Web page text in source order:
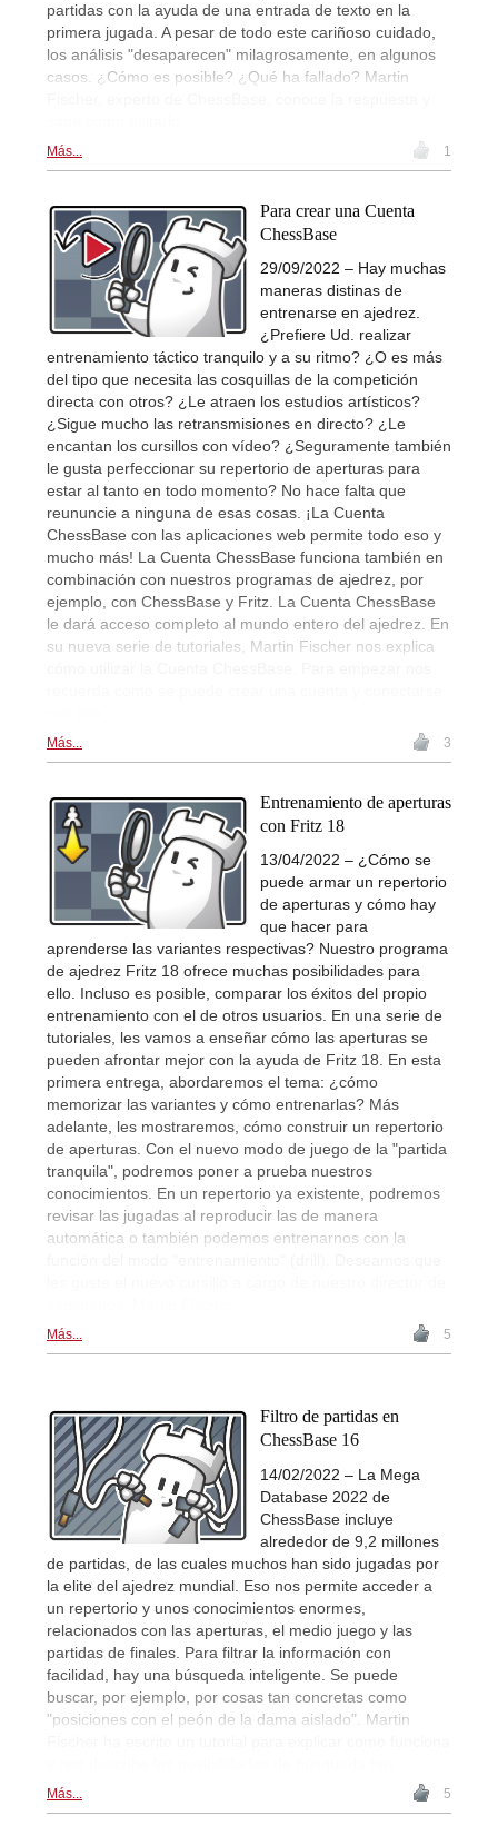
partidas con la ayuda de una entrada de texto en la
primera jugada. A pesar de todo este cariñoso cuidado,
los análisis "desaparecen" milagrosamente, en algunos
casos. ¿Cómo es posible? ¿Qué ha fallado? Martin
Más... 1
Para crear una Cuenta
ChessBase
29/09/2022 – Hay muchas
maneras distinas de
entrenarse en ajedrez.
¿Prefiere Ud. realizar
entrenamiento táctico tranquilo y a su ritmo? ¿O es más
del tipo que necesita las cosquillas de la competición
directa con otros? ¿Le atraen los estudios artísticos?
¿Sigue mucho las retransmisiones en directo? ¿Le
encantan los cursillos con vídeo? ¿Seguramente también
le gusta perfeccionar su repertorio de aperturas para
estar al tanto en todo momento? No hace falta que
reununcie a ninguna de esas cosas. ¡La Cuenta
ChessBase con las aplicaciones web permite todo eso y
mucho más! La Cuenta ChessBase funciona también en
combinación con nuestros programas de ajedrez, por
ejemplo, con ChessBase y Fritz. La Cuenta ChessBase
le dará acceso completo al mundo entero del ajedrez. En
su nueva serie de tutoriales, Martin Fischer nos explica
Más... 3
Entrenamiento de aperturas
con Fritz 18
13/04/2022 – ¿Cómo se
puede armar un repertorio
de aperturas y cómo hay
que hacer para
aprenderse las variantes respectivas? Nuestro programa
de ajedrez Fritz 18 ofrece muchas posibilidades para
ello. Incluso es posible, comparar los éxitos del propio
entrenamiento con el de otros usuarios. En una serie de
tutoriales, les vamos a enseñar cómo las aperturas se
pueden afrontar mejor con la ayuda de Fritz 18. En esta
primera entrega, abordaremos el tema: ¿cómo
memorizar las variantes y cómo entrenarlas? Más
adelante, les mostraremos, cómo construir un repertorio
de aperturas. Con el nuevo modo de juego de la "partida
tranquila", podremos poner a prueba nuestros
conocimientos. En un repertorio ya existente, podremos
revisar las jugadas al reproducir las de manera
automática o también podemos entrenarnos con la
Más... 5
Filtro de partidas en
ChessBase 16
14/02/2022 – La Mega
Database 2022 de
ChessBase incluye
alrededor de 9,2 millones
de partidas, de las cuales muchos han sido jugadas por
la elite del ajedrez mundial. Eso nos permite acceder a
un repertorio y unos conocimientos enormes,
relacionados con las aperturas, el medio juego y las
partidas de finales. Para filtrar la información con
facilidad, hay una búsqueda inteligente. Se puede
buscar, por ejemplo, por cosas tan concretas como
"posiciones con el peón de la dama aislado". Martin
Más... 5